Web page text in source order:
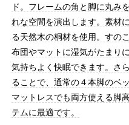
ド。フレームの角と脚に丸み
れな空間を演出します。素材
る天然木の桐材を使用。すの
布団やマットに湿気がたまり
気持ちよく快眠できます。さ
ることで、通常の４本脚のベ
マットレスでも両方使える脚
テムに最適です。